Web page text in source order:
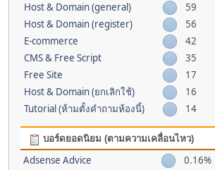
Host & Domain (general)
59
Host & Domain (register)
56
E-commerce
42
CMS & Free Script
35
Free Site
17
Host & Domain (ยกเลิกใช้)
16
Tutorial (ห้ามตั้งคำถามห้องนี้)
14
บอร์ดยอดนิยม (ตามความเคลื่อนไหว)
Adsense Advice
0.16%